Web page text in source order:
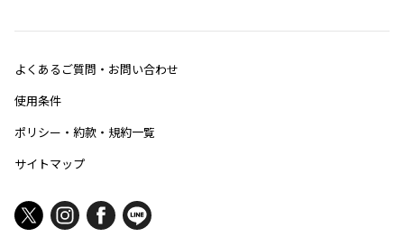
よくあるご質問・お問い合わせ
使用条件
ポリシー・約款・規約一覧
サイトマップ